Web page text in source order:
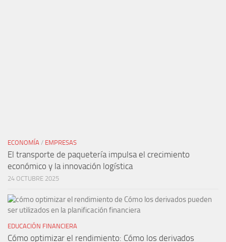
ECONOMÍA / EMPRESAS
El transporte de paquetería impulsa el crecimiento
económico y la innovación logística
24 OCTUBRE 2025
EDUCACIÓN FINANCIERA
Cómo optimizar el rendimiento: Cómo los derivados